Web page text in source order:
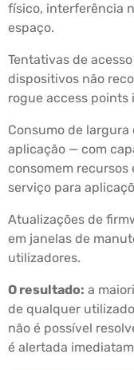
físico, interferência
espaço.
Tentativas de
dispositivos não
rogue access points
Consumo de
aplicação — com
consomem
serviço para
Atualizações de
em janelas de
utilizadores.
O resultado: a
de qualquer
não é possível
é alertada